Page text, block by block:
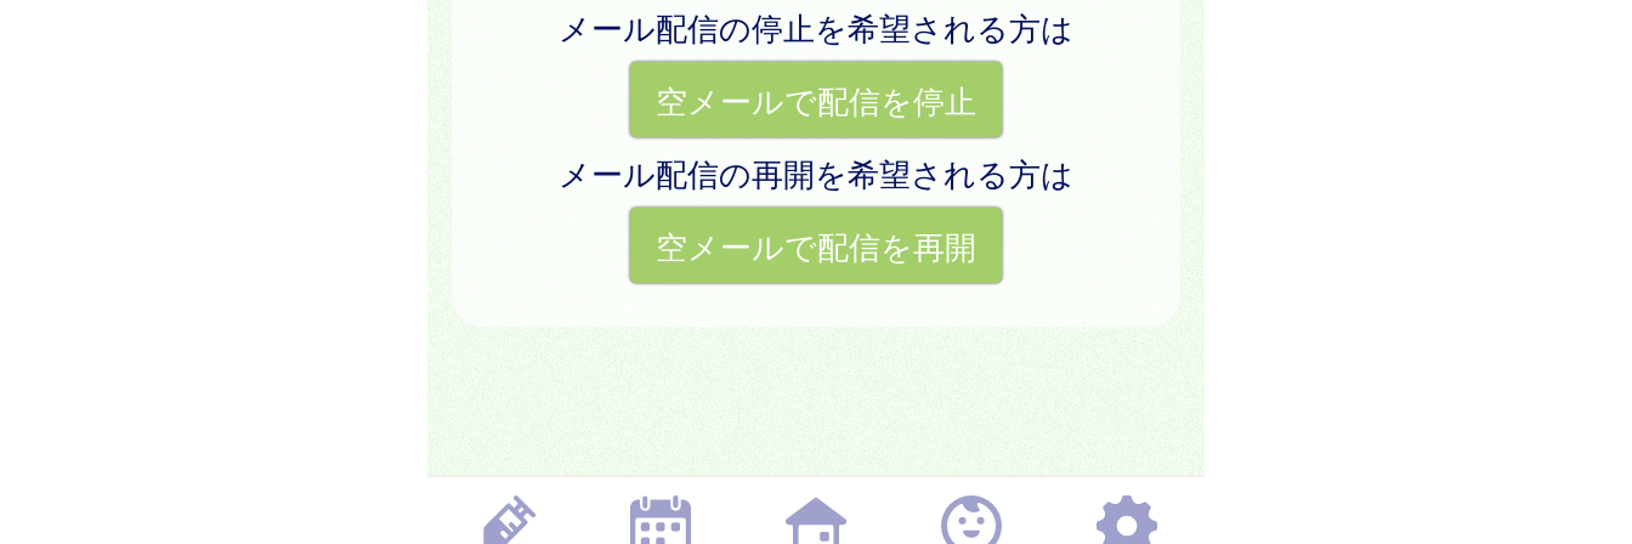
メール配信の停止を希望される方は
空メールで配信を停止
メール配信の再開を希望される方は
空メールで配信を再開